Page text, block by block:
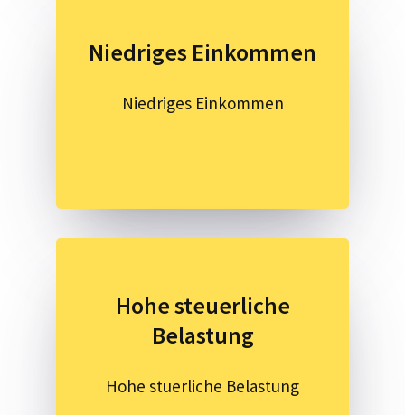
Niedriges Einkommen
Niedriges Einkommen
Hohe steuerliche
Belastung
Hohe stuerliche Belastung